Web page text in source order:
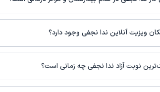
درمان اختلالات اضطرابی و استرس
زیبا (
1404/11/02
)
پزشک را پیشنهاد میکنم
انتظار:0-15 دقیقه
درباره محل فعالیت ندا نجفی در مراکز درمانی در دسترس نیست.
ویزیت آنلاین ندا نجفی وجود دارد؟
ندا نجفی مشاوره پزشکی آنلاین به صورت تلفنی و متنی دارند.
نوبت آزاد ندا نجفی چه زمانی است؟
1405 بیمار جدید می‌پذیرند.